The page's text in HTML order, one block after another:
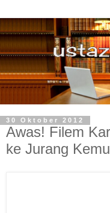
30 Oktober 2012
Awas! Filem
ke Jurang